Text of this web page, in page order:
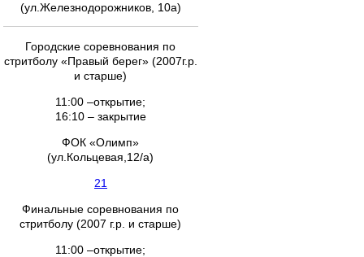
(ул.Железнодорожников, 10а)
Городские соревнования по
стритболу «Правый берег» (2007г.р.
и старше)
11:00 –открытие;
16:10 – закрытие
ФОК «Олимп»
(ул.Кольцевая,12/а)
21
Финальные соревнования по
стритболу (2007 г.р. и старше)
11:00 –открытие;